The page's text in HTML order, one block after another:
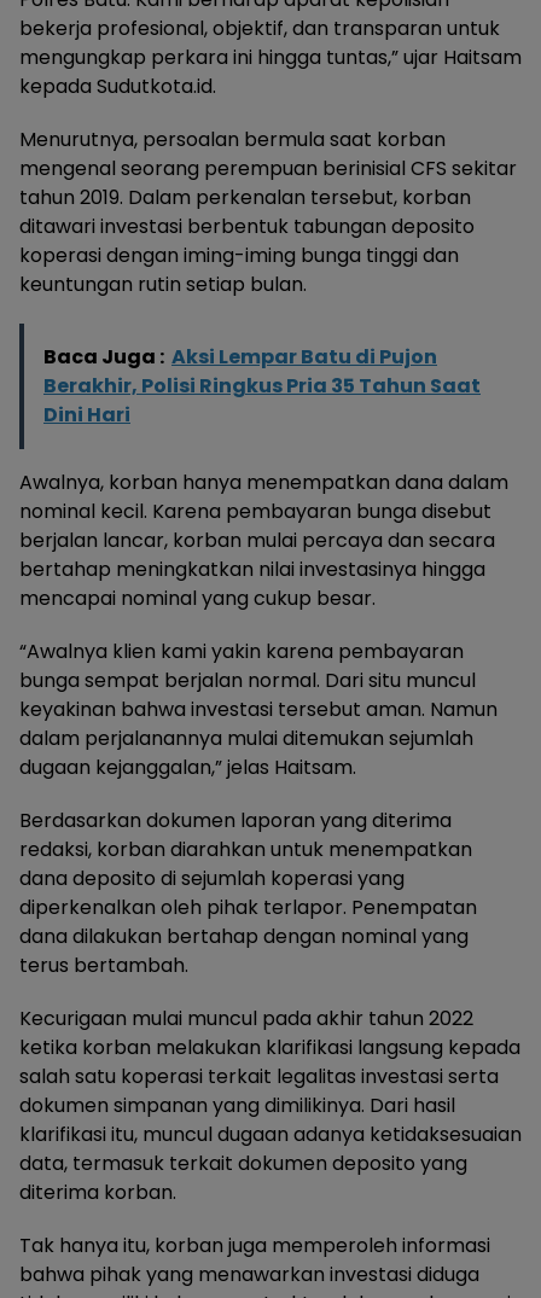
bekerja profesional, objektif, dan transparan untuk
mengungkap perkara ini hingga tuntas,” ujar Haitsam
kepada Sudutkota.id.
Menurutnya, persoalan bermula saat korban
mengenal seorang perempuan berinisial CFS sekitar
tahun 2019. Dalam perkenalan tersebut, korban
ditawari investasi berbentuk tabungan deposito
koperasi dengan iming-iming bunga tinggi dan
keuntungan rutin setiap bulan.
Baca Juga : Aksi Lempar Batu di Pujon
Berakhir, Polisi Ringkus Pria 35 Tahun Saat
Dini Hari
Awalnya, korban hanya menempatkan dana dalam
nominal kecil. Karena pembayaran bunga disebut
berjalan lancar, korban mulai percaya dan secara
bertahap meningkatkan nilai investasinya hingga
mencapai nominal yang cukup besar.
“Awalnya klien kami yakin karena pembayaran
bunga sempat berjalan normal. Dari situ muncul
keyakinan bahwa investasi tersebut aman. Namun
dalam perjalanannya mulai ditemukan sejumlah
dugaan kejanggalan,” jelas Haitsam.
Berdasarkan dokumen laporan yang diterima
redaksi, korban diarahkan untuk menempatkan
dana deposito di sejumlah koperasi yang
diperkenalkan oleh pihak terlapor. Penempatan
dana dilakukan bertahap dengan nominal yang
terus bertambah.
Kecurigaan mulai muncul pada akhir tahun 2022
ketika korban melakukan klarifikasi langsung kepada
salah satu koperasi terkait legalitas investasi serta
dokumen simpanan yang dimilikinya. Dari hasil
klarifikasi itu, muncul dugaan adanya ketidaksesuaian
data, termasuk terkait dokumen deposito yang
diterima korban.
Tak hanya itu, korban juga memperoleh informasi
bahwa pihak yang menawarkan investasi diduga